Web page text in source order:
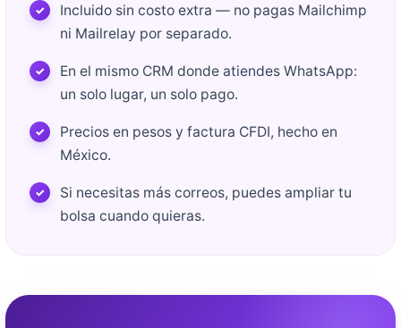
Incluido sin costo extra — no pagas Mailchimp
ni Mailrelay por separado.
En el mismo CRM donde atiendes WhatsApp:
un solo lugar, un solo pago.
Precios en pesos y factura CFDI, hecho en
México.
Si necesitas más correos, puedes ampliar tu
bolsa cuando quieras.